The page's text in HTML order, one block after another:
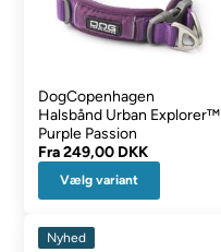
DogCopenhagen
Halsbånd Urban Explorer™
Purple Passion
Fra249,00 DKK
Vælg variant
Nyhed